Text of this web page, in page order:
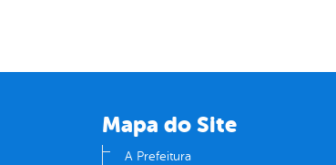
Mapa do Site
A Prefeitura